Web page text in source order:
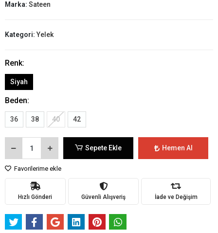
Marka: Sateen
Kategori:Yelek
Renk:
Siyah
Beden:
36 38 40 42
Sepete Ekle Hemen Al
Favorilerime ekle
Hızlı Gönderi Güvenli Alışveriş İade ve Değişim